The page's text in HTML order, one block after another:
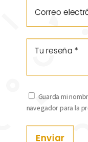
Guarda mi
navegador para la
Enviar